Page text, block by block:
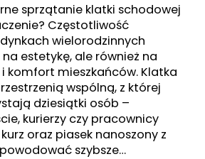
sprzątanie klatki schodowej
Częstotliwość
wielorodzinnych
estetykę, ale również na
komfort mieszkańców. Klatka
wspólną, z której
dziesiątki osób –
kurierzy czy pracownicy
oraz piasek nanoszony z
szybsze…